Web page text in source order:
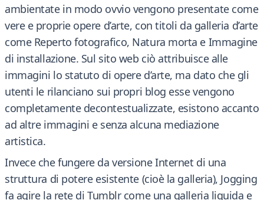
ambientate in modo ovvio vengono presentate come
vere e proprie opere d’arte, con titoli da galleria d’arte
come Reperto fotografico, Natura morta e Immagine
di installazione. Sul sito web ciò attribuisce alle
immagini lo statuto di opere d’arte, ma dato che gli
utenti le rilanciano sui propri blog esse vengono
completamente decontestualizzate, esistono accanto
ad altre immagini e senza alcuna mediazione
artistica.
Invece che fungere da versione Internet di una
struttura di potere esistente (cioè la galleria), Jogging
fa agire la rete di Tumblr come una galleria liquida e